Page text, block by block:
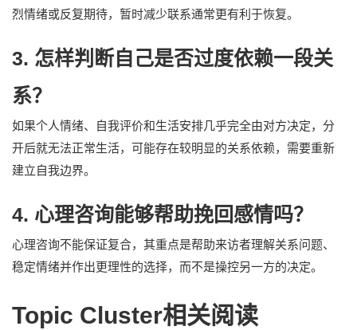
烈情绪或反复期待，暂时减少联系通常更有利于恢复。
3. 怎样判断自己是否过度依赖一段关
系？
如果个人情绪、自我评价和生活安排几乎完全由对方决定，分
开后就无法正常生活，可能存在较明显的关系依赖，需要重新
建立自我边界。
4. 心理咨询能够帮助挽回感情吗？
心理咨询不能保证复合，其重点是帮助来访者理解关系问题、
稳定情绪并作出更理性的选择，而不是操控另一方的决定。
Topic Cluster相关阅读